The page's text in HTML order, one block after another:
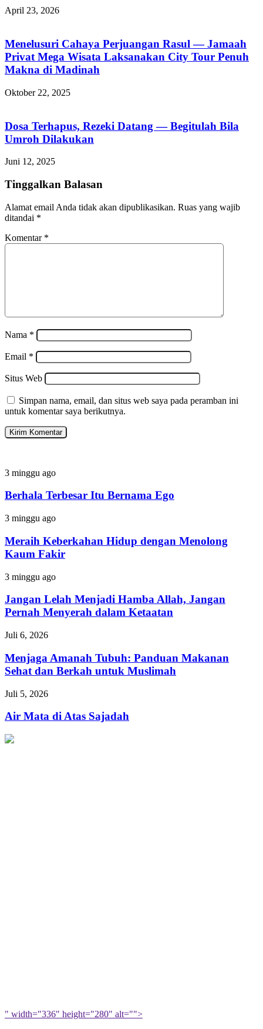
April 23, 2026
Menelusuri Cahaya Perjuangan Rasul — Jamaah
Privat Mega Wisata Laksanakan City Tour Penuh
Makna di Madinah
Oktober 22, 2025
Dosa Terhapus, Rezeki Datang — Begitulah Bila
Umroh Dilakukan
Juni 12, 2025
Tinggalkan Balasan
Alamat email Anda tidak akan dipublikasikan. Ruas yang wajib
ditandai *
Komentar *
Nama *
Email *
Situs Web
Simpan nama, email, dan situs web saya pada peramban ini
untuk komentar saya berikutnya.
Berhala
Itu
Ego
3 minggu ago
Berhala Terbesar Itu Bernama Ego
Meraih
Hidup
dengan
Menolong
Fakir
3 minggu ago
Meraih Keberkahan Hidup dengan Menolong
Kaum Fakir
Jangan
Menjadi
Hamba
Allah,
Pernah
dalam
Ketaatan
3 minggu ago
Jangan Lelah Menjadi Hamba Allah, Jangan
Pernah Menyerah dalam Ketaatan
Menjaga
Tubuh:
Panduan
Makanan
dan
untuk
Juli 6, 2026
Menjaga Amanah Tubuh: Panduan Makanan
Sehat dan Berkah untuk Muslimah
Air
di
Sajadah
Juli 5, 2026
Air Mata di Atas Sajadah
" width="336" height="280" alt="">